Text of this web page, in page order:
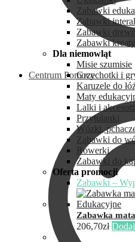
Centrum Pomocy
Zabawki
Zabawki
Zabawki
Zabawki
Dla niemowląt
Misie szumisie
Grzechotki i
Karuzele do
Maty
Lalki i
Przytulanki
Wózki,
Zabawki do
Rowerki
Zabawki do
Oferta promocji
Zabawki –
Zabawka
206,70zł